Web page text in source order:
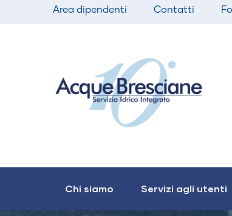
Top
Area dipendenti Contatti
navigation
Chi siamo Servizi agli utenti